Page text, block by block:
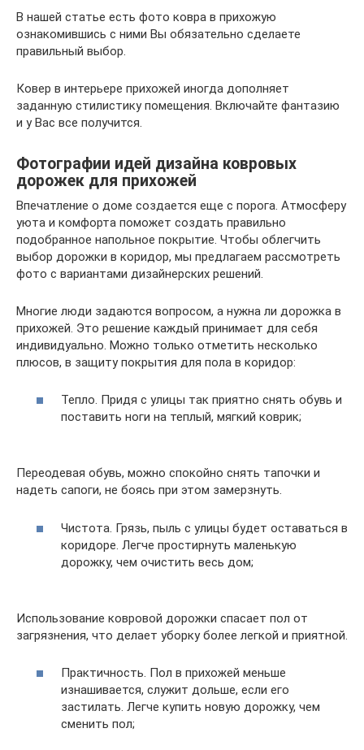
В нашей статье есть фото ковра в прихожую
ознакомившись с ними Вы обязательно сделаете
правильный выбор.
Ковер в интерьере прихожей иногда дополняет
заданную стилистику помещения. Включайте фантазию
и у Вас все получится.
Фотографии идей дизайна ковровых
дорожек для прихожей
Впечатление о доме создается еще с порога. Атмосферу
уюта и комфорта поможет создать правильно
подобранное напольное покрытие. Чтобы облегчить
выбор дорожки в коридор, мы предлагаем рассмотреть
фото с вариантами дизайнерских решений.
Многие люди задаются вопросом, а нужна ли дорожка в
прихожей. Это решение каждый принимает для себя
индивидуально. Можно только отметить несколько
плюсов, в защиту покрытия для пола в коридор:
Тепло. Придя с улицы так приятно снять обувь и
поставить ноги на теплый, мягкий коврик;
Переодевая обувь, можно спокойно снять тапочки и
надеть сапоги, не боясь при этом замерзнуть.
Чистота. Грязь, пыль с улицы будет оставаться в
коридоре. Легче простирнуть маленькую
дорожку, чем очистить весь дом;
Использование ковровой дорожки спасает пол от
загрязнения, что делает уборку более легкой и приятной.
Практичность. Пол в прихожей меньше
изнашивается, служит дольше, если его
застилать. Легче купить новую дорожку, чем
сменить пол;